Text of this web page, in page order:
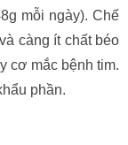
mỗi ngày). Chế
càng ít chất béo
cơ mắc bệnh tim.
phần.